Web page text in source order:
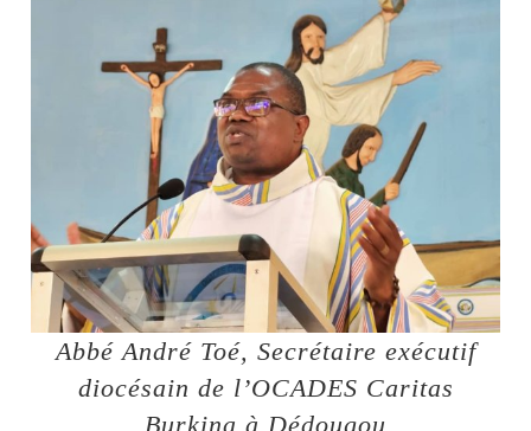
Abbé André Toé, Secrétaire exécutif
diocésain de l’OCADES Caritas
Burkina à Dédougou